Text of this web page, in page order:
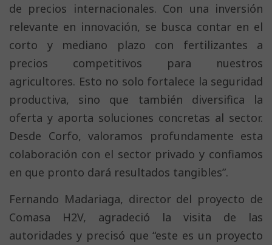
de precios internacionales. Con una inversión
relevante en innovación, se busca contar en el
corto y mediano plazo con fertilizantes a
precios competitivos para nuestros
agricultores. Esto no solo fortalece la seguridad
productiva, sino que también diversifica la
oferta y aporta soluciones concretas al sector.
Desde Corfo, valoramos profundamente esta
colaboración con el sector privado y confiamos
en que pronto dará resultados tangibles”.
Fernando Madariaga, director del proyecto de
Comasa H2V, agradeció la visita de las
autoridades y precisó que “este es un proyecto